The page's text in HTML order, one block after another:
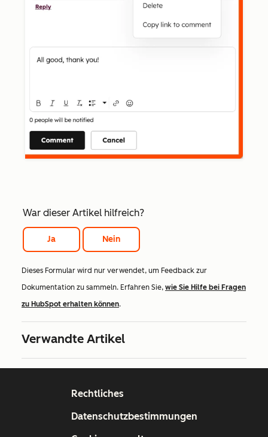
War dieser Artikel hilfreich?
Ja Nein
Dieses Formular wird nur verwendet, um Feedback zur
Dokumentation zu sammeln. Erfahren Sie, wie Sie Hilfe bei Fragen
zu HubSpot erhalten können.
Verwandte Artikel
Rechtliches
Datenschutzbestimmungen